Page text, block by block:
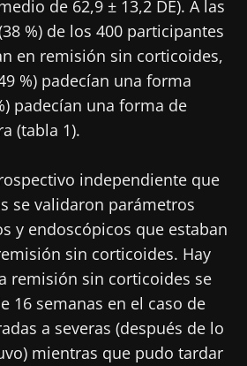
de 62,9 ± 13,2 DE). A las
%) de los 400 participantes
en remisión sin corticoides,
%) padecían una forma
padecían una forma de
(tabla 1).
independiente que
se validaron parámetros
y endoscópicos que estaban
sin corticoides. Hay
remisión sin corticoides se
16 semanas en el caso de
a severas (después de lo
mientras que pudo tardar